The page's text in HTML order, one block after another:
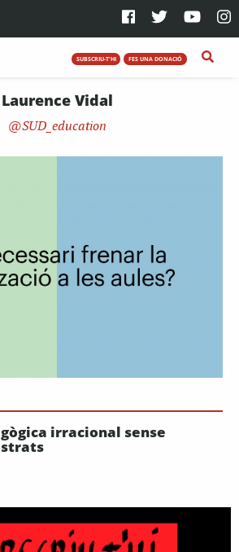
SUBSCRIU-T'HI FES UNA DONACIÓ
Laurence Vidal
SUD_education
irracional sense